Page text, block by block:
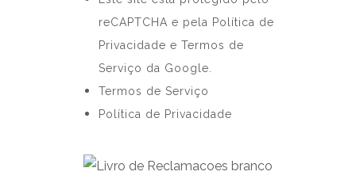
reCAPTCHA e pela Política de
Privacidade e Termos de
Serviço da Google.
Termos de Serviço
Política de Privacidade